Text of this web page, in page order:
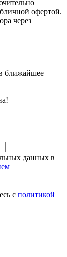
офертой.
через
ближайшее
данных в
с политикой